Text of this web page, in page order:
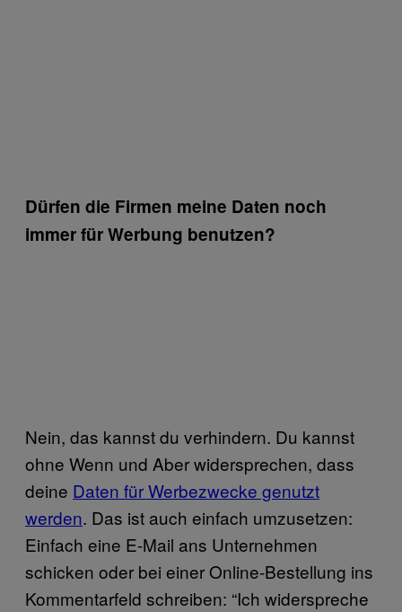
Dürfen die Firmen meine Daten noch
immer für Werbung benutzen?
Nein, das kannst du verhindern. Du kannst
ohne Wenn und Aber widersprechen, dass
deine Daten für Werbezwecke genutzt
werden. Das ist auch einfach umzusetzen:
Einfach eine E-Mail ans Unternehmen
schicken oder bei einer Online-Bestellung ins
Kommentarfeld schreiben: “Ich widerspreche